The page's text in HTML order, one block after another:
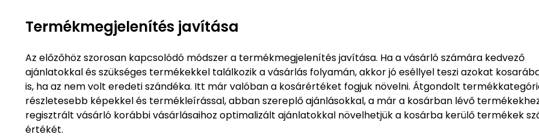
Termékmegjelenítés javítása
Az előzőhöz szorosan kapcsolódó módszer a termékmegjelenítés javítása. Ha a vásárló számára kedvező
ajánlatokkal és szükséges termékekkel találkozik a vásárlás folyamán, akkor jó eséllyel teszi azokat
is, ha az nem volt eredeti szándéka. Itt már valóban a kosárértéket fogjuk növelni. Átgondolt
részletesebb képekkel és termékleírással, abban szereplő ajánlásokkal, a már a kosárban lévő
regisztrált vásárló korábbi vásárlásaihoz optimalizált ajánlatokkal növelhetjük a kosárba kerülő termékek
értékét.